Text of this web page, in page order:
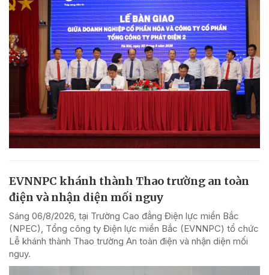
EVNNPC khánh thành Thao trường an toàn
điện và nhận diện mối nguy
Sáng 06/8/2026, tại Trường Cao đẳng Điện lực miền Bắc
(NPEC), Tổng công ty Điện lực miền Bắc (EVNNPC) tổ chức
Lễ khánh thành Thao trường An toàn điện và nhận diện mối
nguy.